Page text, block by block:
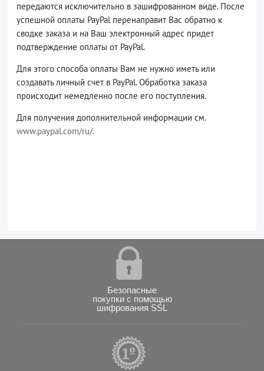
передаются исключительно в зашифрованном виде. После
успешной оплаты PayPal перенаправит Вас обратно к
сводке заказа и на Ваш электронный адрес придет
подтверждение оплаты от PayPal.
Для этого способа оплаты Вам не нужно иметь или
создавать личный счет в PayPal. Обработка заказа
происходит немедленно после его поступления.
Для получения дополнительной информации см.
www.paypal.com/ru/.
Безопасные
покупки с помощью
шифрования SSL